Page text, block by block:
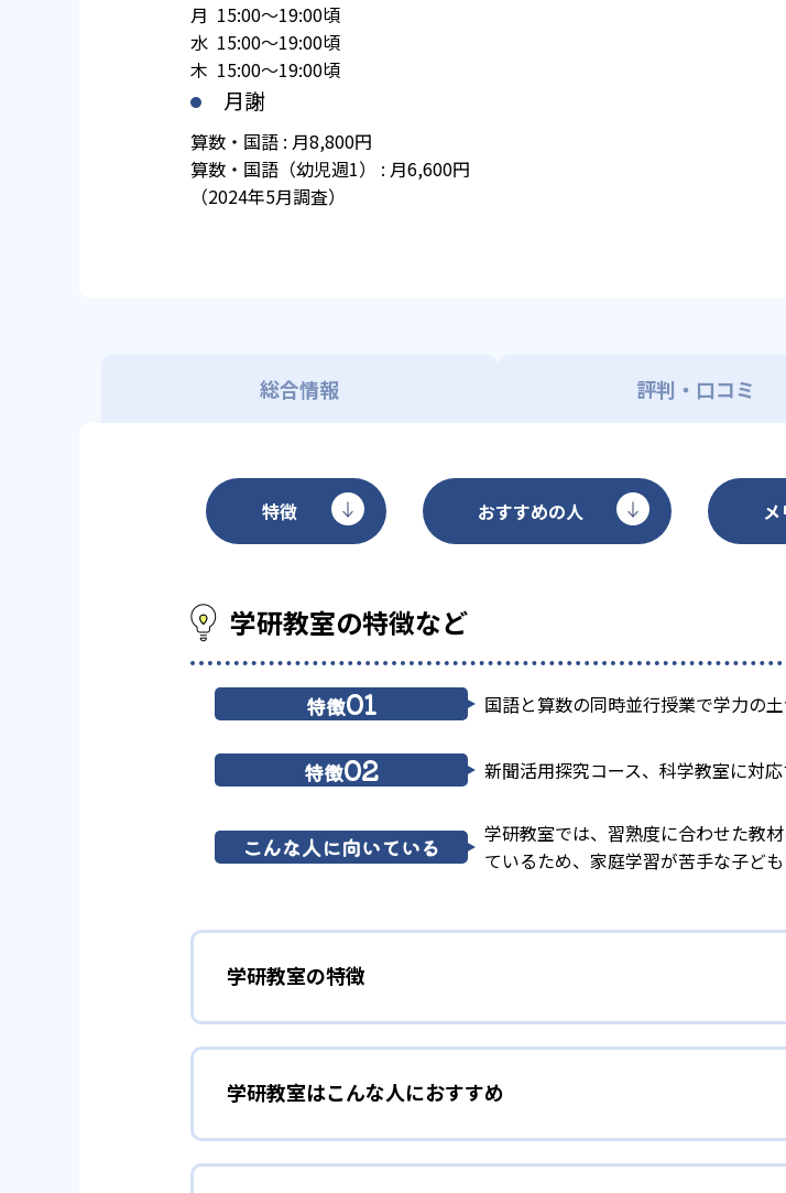
月 15:00～19:00頃
水 15:00～19:00頃
木 15:00～19:00頃
月謝
算数・国語 : 月8,800円
算数・国語（幼児週1） : 月6,600円
（2024年5月調査）
総合情報 評判・口コミ
特徴 おすすめの人
学研教室の特徴など
特徴01 国語と算数の同時並行授業で学力の
特徴02 新聞活用探究コース、科学教室に対応
こんな人に向いている
学研教室では、習熟度に合わせた教
ているため、家庭学習が苦手な子ども
学研教室の特徴
01 3歳から高校生まで「無学年方式」で個
学研教室は、0･1･2歳から高校生までを対象として個別指導を行って
先して学習を進める「無学年方式」を採用していることが特徴だ。
ができるため、一度立ち止まってわからないところをしっかり学習
学研教室はこんな人におすすめ
勉強全体の底力を上げたい人向け